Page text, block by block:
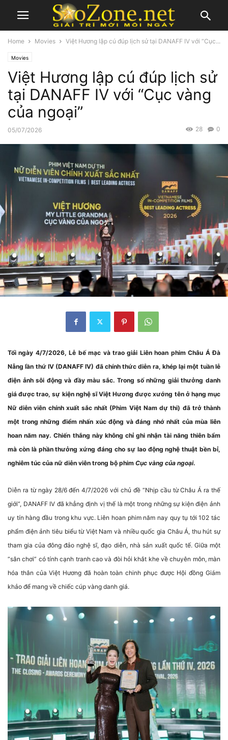
Home Movies Việt Hương lập cú đúp lịch sử tại DANAFF IV với “Cục...
Movies
Việt Hương lập cú đúp lịch sử
tại DANAFF IV với “Cục vàng
của ngoại”
05/07/2026 0
28
Tối ngày 4/7/2026, Lễ bế mạc và trao giải Liên hoan phim Châu Á Đà
Nẵng lần thứ IV (DANAFF IV) đã chính thức diễn ra, khép lại một tuần lễ
điện ảnh sôi động và đầy màu sắc. Trong số những giải thưởng danh
giá được trao, sự kiện nghệ sĩ Việt Hương được xướng tên ở hạng mục
Nữ diễn viên chính xuất sắc nhất (Phim Việt Nam dự thi) đã trở thành
một trong những điểm nhấn xúc động và đáng nhớ nhất của mùa liên
hoan năm nay. Chiến thắng này không chỉ ghi nhận tài năng thiên bẩm
mà còn là phần thưởng xứng đáng cho sự lao động nghệ thuật bền bỉ,
nghiêm túc của nữ diễn viên trong bộ phim Cục vàng của ngoại.
Diễn ra từ ngày 28/6 đến 4/7/2026 với chủ đề “Nhịp cầu từ Châu Á ra thế
giới”, DANAFF IV đã khẳng định vị thế là một trong những sự kiện điện ảnh
uy tín hàng đầu trong khu vực. Liên hoan phim năm nay quy tụ tới 102 tác
phẩm điện ảnh tiêu biểu từ Việt Nam và nhiều quốc gia Châu Á, thu hút sự
tham gia của đông đảo nghệ sĩ, đạo diễn, nhà sản xuất quốc tế. Giữa một
“sân chơi” có tính cạnh tranh cao và đòi hỏi khắt khe về chuyên môn, màn
hóa thân của Việt Hương đã hoàn toàn chinh phục được Hội đồng Giám
khảo để mang về chiếc cúp vàng danh giá.